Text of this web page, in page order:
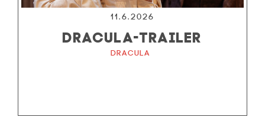
11.6.2026
DRACULA-TRAILER
Dracula